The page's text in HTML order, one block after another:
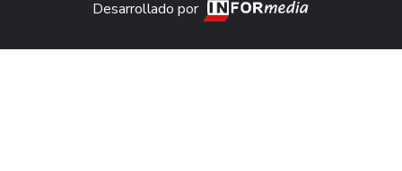
Desarrollado por